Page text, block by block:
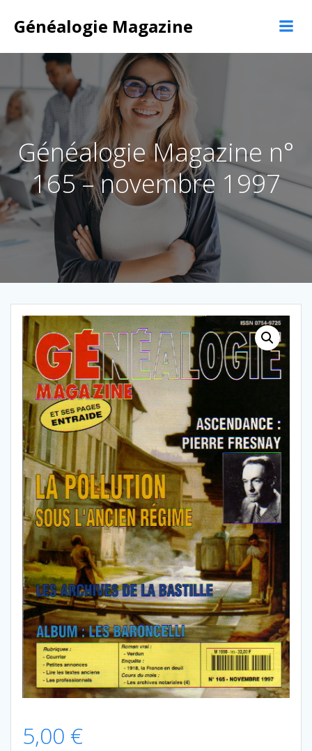
contenu
Généalogie Magazine
Généalogie Magazine n°
165 – novembre 1997
5,00 €